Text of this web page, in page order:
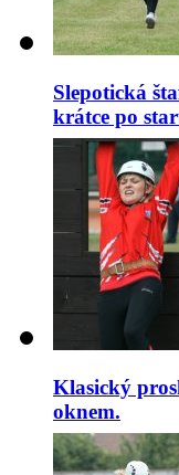
Slepotická
krátce po
Klasický
oknem.